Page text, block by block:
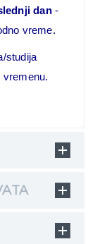
dan-
vreme.
studija
vremenu.